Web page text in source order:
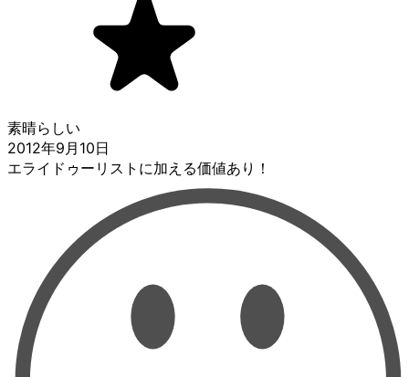
素晴らしい
2012年9月10日
エライドゥーリストに加える価値あり！